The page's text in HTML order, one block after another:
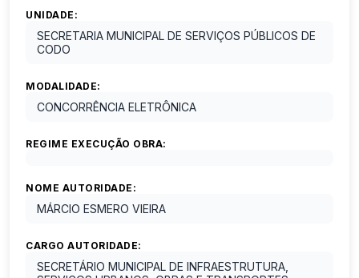
UNIDADE:
SECRETARIA MUNICIPAL DE SERVIÇOS PÚBLICOS DE
CODO
MODALIDADE:
CONCORRÊNCIA ELETRÔNICA
REGIME EXECUÇÃO OBRA:
NOME AUTORIDADE:
MÁRCIO ESMERO VIEIRA
CARGO AUTORIDADE:
SECRETÁRIO MUNICIPAL DE INFRAESTRUTURA,